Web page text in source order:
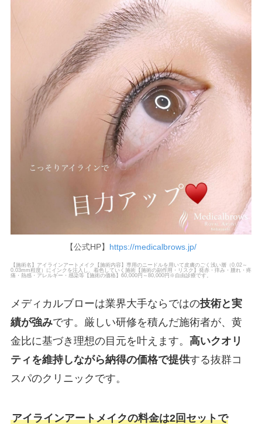
【公式HP】 https://medicalbrows.jp/
【施術名】アイラインアートメイク【施術内容】専用のニードルを用いて皮膚のごく浅い層（0.02～
0.03mm程度）にインクを注入し、着色していく施術【施術の副作用・リスク】発赤・痒み・腫れ・疼
痛・熱感・アレルギー・感染等【施術の価格】60,000円～80,000円※自由診療です。
メディカルブローは業界大手ならではの技術と実
績が強みです。厳しい研修を積んだ施術者が、黄
金比に基づき理想の目元を叶えます。 高いクオリ
ティを維持しながら納得の価格で提供する抜群コ
スパのクリニックです。
アイラインアートメイクの料金は2回セットで